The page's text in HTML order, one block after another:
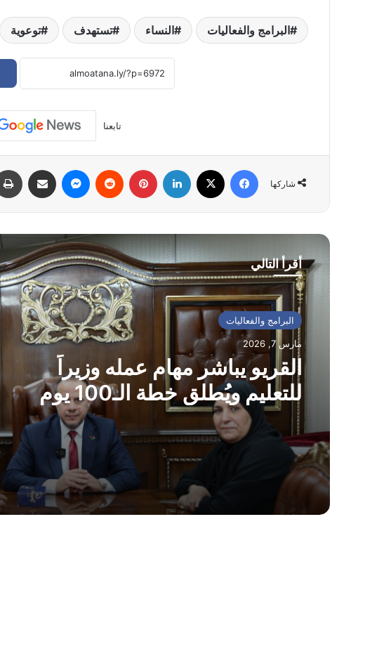
البرامج والفعاليات النساء تستهدف توعوية
تابعنا
شاركها
فيسبوك لينكدإن بينتيريست ماسنجر مشاركة عبر البريد
أقرأ التالي
البرامج والفعاليات
مارس 7, 2026
القريو يباشر مهام عمله وزيراً
للتعليم ويُطلق خطة الـ100 يوم
للنهوض بالقطاع